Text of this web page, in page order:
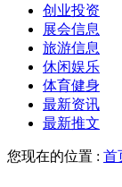
创业投资
展会信息
旅游信息
休闲娱乐
体育健身
最新资讯
最新推文
您现在的位置 : 首